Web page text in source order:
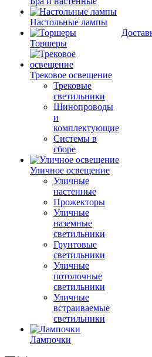
Настольные лампы
Торшеры
Трековое освещение
Трековые
светильники
Шинопроводы
и
комплектующие
Системы в
сборе
Уличное освещение
Уличные
настенные
Прожекторы
Уличные
наземные
светильники
Грунтовые
светильники
Уличные
потолочные
светильники
Уличные
встраиваемые
светильники
Лампочки